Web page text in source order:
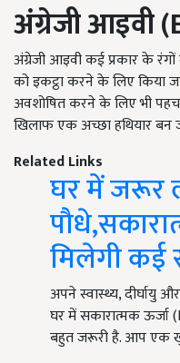
अंग्रेजी आइवी
अंग्रेजी आइवी कई प्रकार के
को इकट्ठा करने के लिए किया
अवशोषित करने के लिए भी
खिलाफ एक अच्छा हथियार बन
Related Links
घर में जरूर
मिलेगी कई
अपने स्वास्थ्य, दीर्घायु
घर में सकारात्मक ऊर्जा
बहुत जरूरी है. आप एक